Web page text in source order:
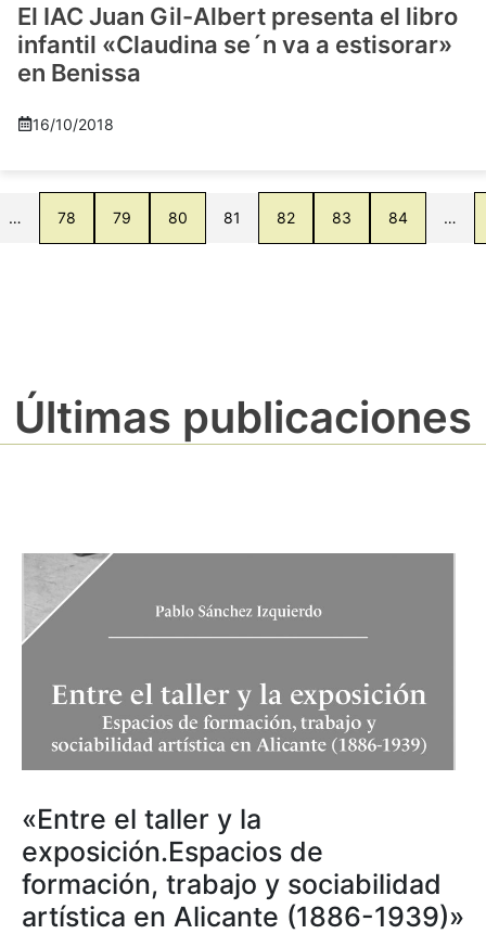
El IAC Juan Gil-Albert presenta el libro
infantil «Claudina se´n va a estisorar»
en Benissa
16/10/2018
… 78 79 80 81 82 83 84 …
Últimas publicaciones
«Entre el taller y la
exposición.Espacios de
formación, trabajo y sociabilidad
artística en Alicante (1886-1939)»